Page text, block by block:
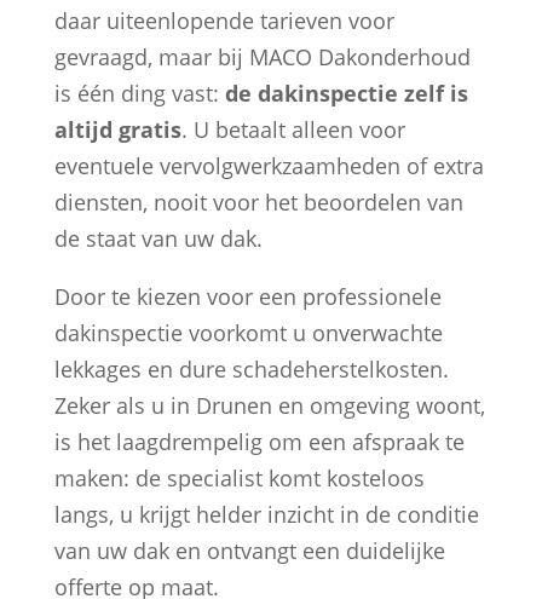
daar uiteenlopende tarieven voor
gevraagd, maar bij MACO Dakonderhoud
is één ding vast: de dakinspectie zelf is
altijd gratis. U betaalt alleen voor
eventuele vervolgwerkzaamheden of extra
diensten, nooit voor het beoordelen van
de staat van uw dak.
Door te kiezen voor een professionele
dakinspectie voorkomt u onverwachte
lekkages en dure schadeherstelkosten.
Zeker als u in Drunen en omgeving woont,
is het laagdrempelig om een afspraak te
maken: de specialist komt kosteloos
langs, u krijgt helder inzicht in de conditie
van uw dak en ontvangt een duidelijke
offerte op maat.